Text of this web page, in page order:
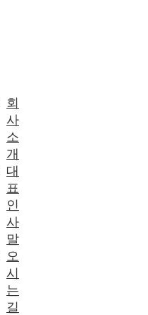
회
사
소
개
대
표
인
사
말
오
시
는
길